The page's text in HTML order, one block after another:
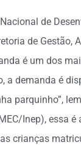
de
de Gestão,
é um dos
a demanda é
parquinho”,
Inep), essa
crianças